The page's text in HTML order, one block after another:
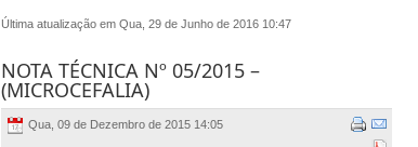
Última atualização em Qua, 29 de Junho de 2016 10:47
NOTA TÉCNICA Nº 05/2015 –
(MICROCEFALIA)
Qua, 09 de Dezembro de 2015 14:05